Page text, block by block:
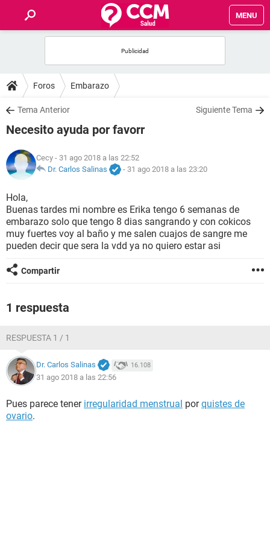
MENU
FOROS
SALUD
NUTRICIÓN
BIENESTAR
SEXUALIDAD
GLOSARIO
Foros Embarazo
Tema Anterior Siguiente Tema
Necesito ayuda por favorr
Cecy - 31 ago 2018 a las 22:52
Dr. Carlos Salinas
- 31 ago 2018 a las 23:20
Hola,
Buenas tardes mi nombre es Erika tengo 6 semanas de
embarazo solo que tengo 8 dias sangrando y con cokicos
muy fuertes voy al baño y me salen cuajos de sangre me
pueden decir que sera la vdd ya no quiero estar asi
Compartir
1 respuesta
RESPUESTA 1 / 1
Dr. Carlos Salinas 16.108
31 ago 2018 a las 22:56
Pues parece tener irregularidad menstrual porquistes de
ovario.